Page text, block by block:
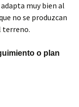
adapta muy bien al
no se produzcan
terreno.
o plan